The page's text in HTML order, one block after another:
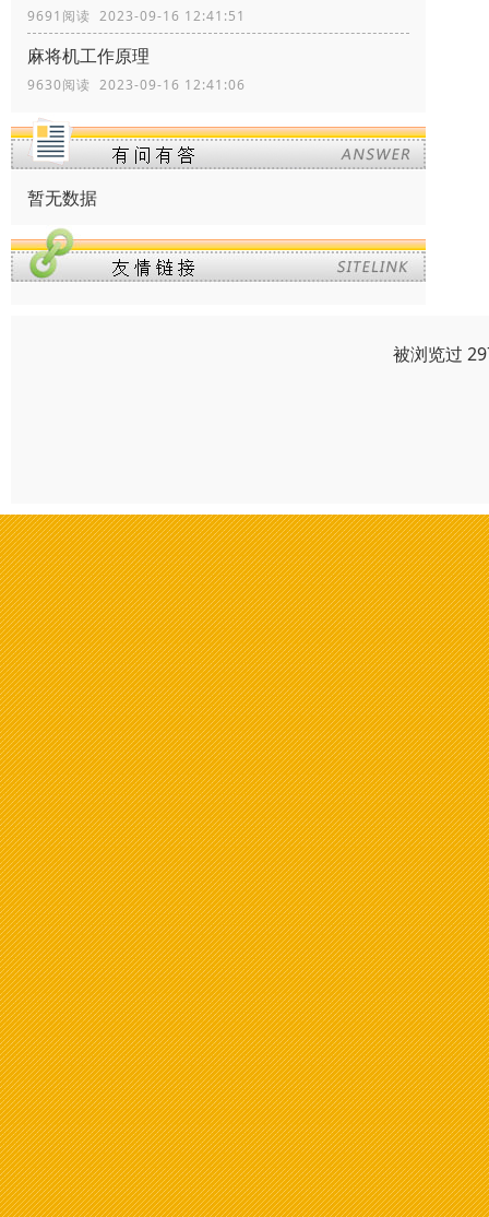
9691阅读 2023-09-16 12:41:51
麻将机工作原理
9630阅读 2023-09-16 12:41:06
暂无数据
被浏览过